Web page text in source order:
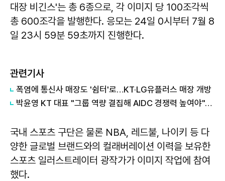
대장 비긴스'는 총 6종으로, 각 이미지 당 100조각씩
총 600조각을 발행한다. 응모는 24일 0시부터 7월 8
일 23시 59분 59초까지 진행한다.
관련기사
폭염에 통신사 매장도 '쉼터'로…KT·LG유플러스 매장 개방
박윤영 KT 대표 "그룹 역량 결집해 AIDC 경쟁력 높여야"…목동 KT클라우드 방문
국내 스포츠 구단은 물론 NBA, 레드불, 나이키 등 다
양한 글로벌 브랜드와의 컬래버레이션 이력을 보유한
스포츠 일러스트레이터 광작가가 이미지 작업에 참여
했다.